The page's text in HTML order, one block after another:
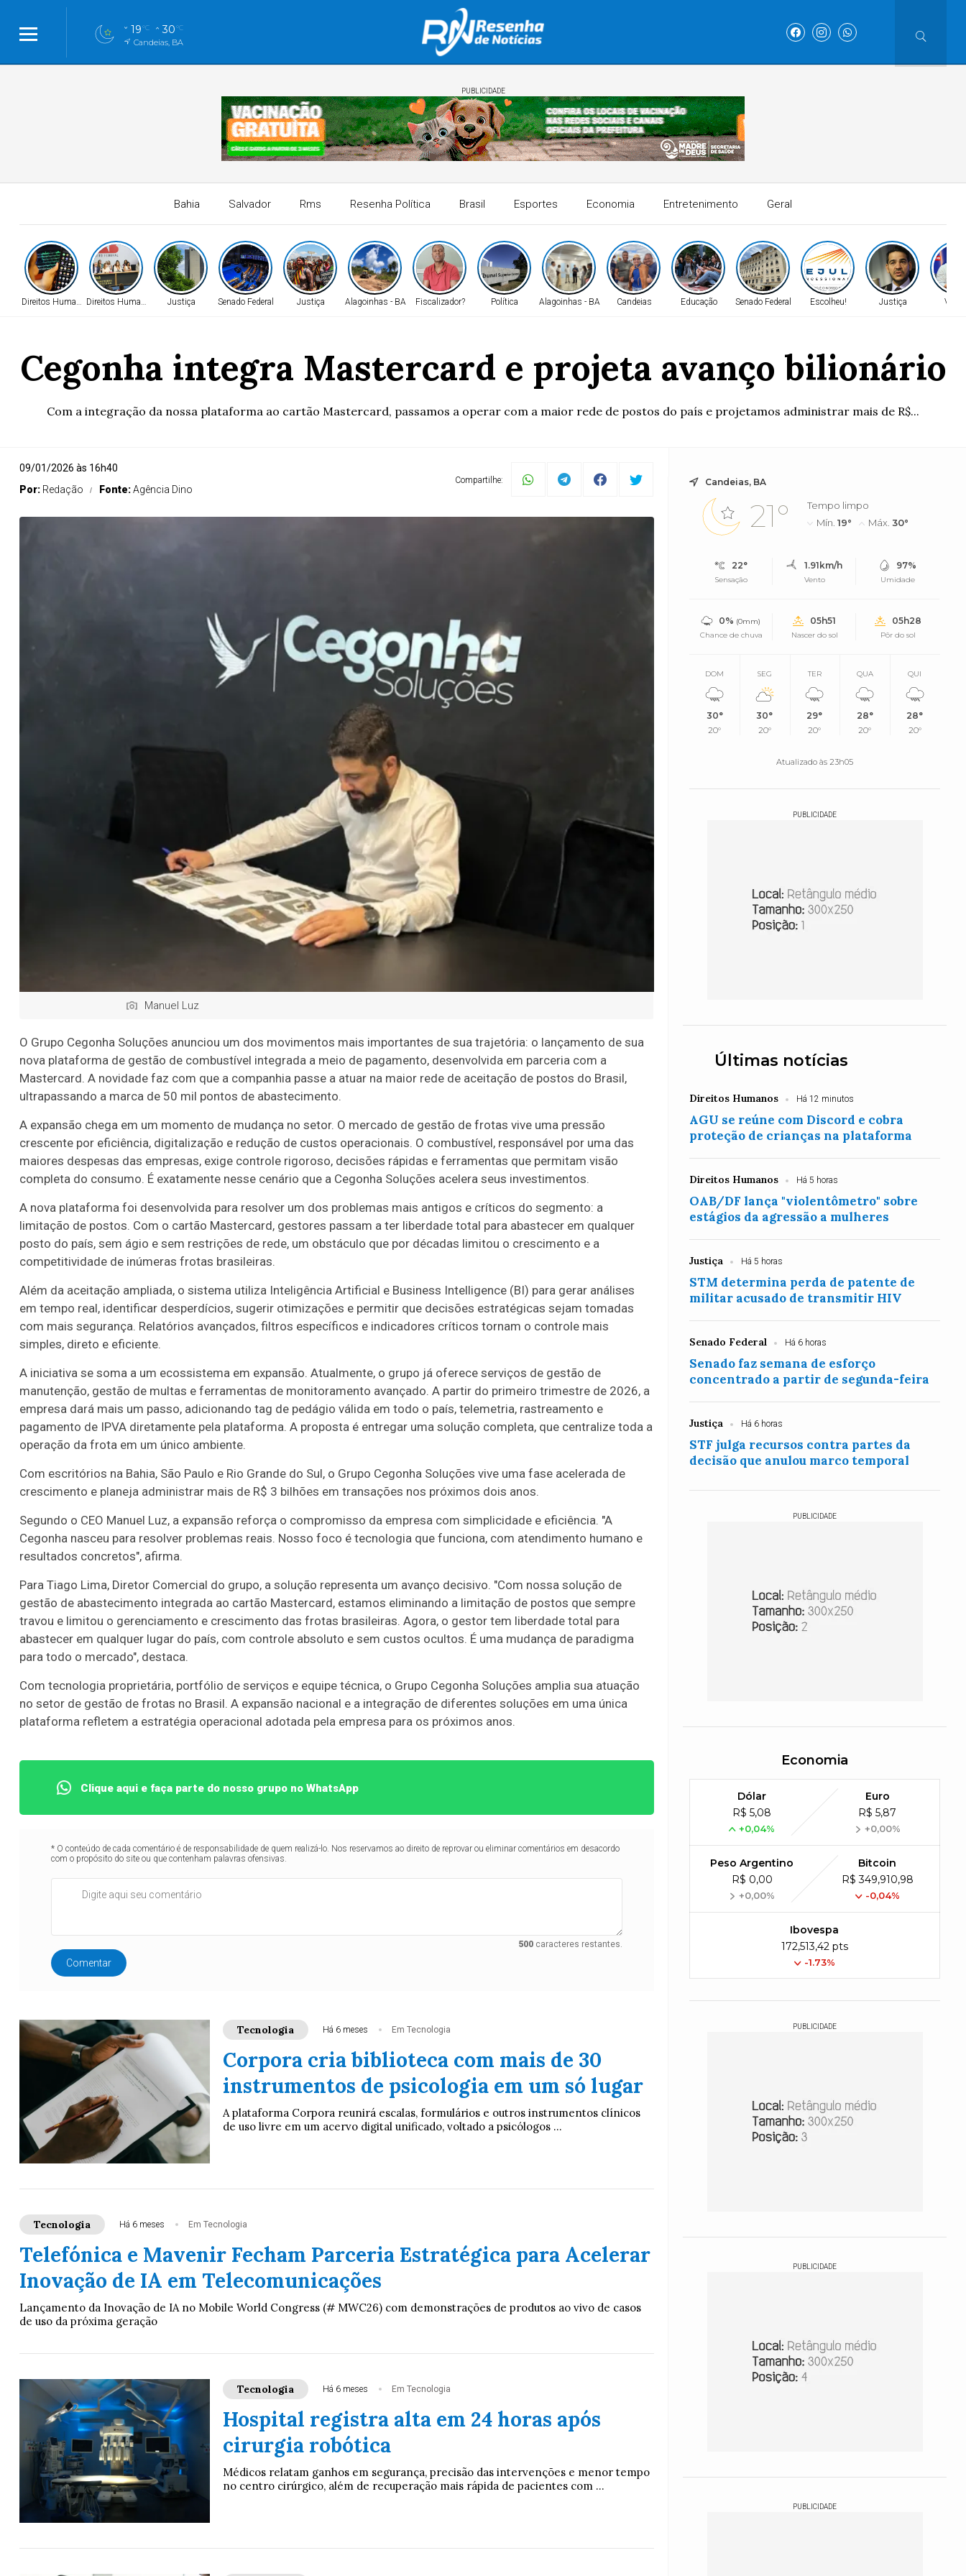
19°C 30°C
Candeias, BA
PUBLICIDADE
Bahia Salvador Rms Resenha Política Brasil Esportes Economia Entretenimento Geral
Direitos HumanosDireitos Humanos Justiça Senado Federal Justiça Alagoinhas - BA Fiscalizador? Política Alagoinhas - BA Candeias Educação Senado Federal Escolheu! Justiça
Cegonha integra Mastercard e projeta avanço bilionário
Com a integração da nossa plataforma ao cartão Mastercard, passamos a operar com a maior rede de postos do país e projetamos administrar mais de R$...
09/01/2026 às 16h40
Por: Redação Fonte:Agência Dino
Compartilhe:
Manuel Luz
O Grupo Cegonha Soluções anunciou um dos movimentos mais importantes de sua trajetória: o lançamento de sua
nova plataforma de gestão de combustível integrada a meio de pagamento, desenvolvida em parceria com a
Mastercard. A novidade faz com que a companhia passe a atuar na maior rede de aceitação de postos do Brasil,
ultrapassando a marca de 50 mil pontos de abastecimento.
A expansão chega em um momento de mudança no setor. O mercado de gestão de frotas vive uma pressão
crescente por eficiência, digitalização e redução de custos operacionais. O combustível, responsável por uma das
maiores despesas das empresas, exige controle rigoroso, decisões rápidas e ferramentas que permitam visão
completa do consumo. É exatamente nesse cenário que a Cegonha Soluções acelera seus investimentos.
A nova plataforma foi desenvolvida para resolver um dos problemas mais antigos e críticos do segmento: a
limitação de postos. Com o cartão Mastercard, gestores passam a ter liberdade total para abastecer em qualquer
posto do país, sem ágio e sem restrições de rede, um obstáculo que por décadas limitou o crescimento e a
competitividade de inúmeras frotas brasileiras.
Além da aceitação ampliada, o sistema utiliza Inteligência Artificial e Business Intelligence (BI) para gerar análises
em tempo real, identificar desperdícios, sugerir otimizações e permitir que decisões estratégicas sejam tomadas
com mais segurança. Relatórios avançados, filtros específicos e indicadores críticos tornam o controle mais
simples, direto e eficiente.
A iniciativa se soma a um ecossistema em expansão. Atualmente, o grupo já oferece serviços de gestão de
manutenção, gestão de multas e ferramentas de monitoramento avançado. A partir do primeiro trimestre de 2026, a
empresa dará mais um passo, adicionando tag de pedágio válida em todo o país, telemetria, rastreamento e
pagamento de IPVA diretamente pela plataforma. A proposta é entregar uma solução completa, que centralize toda a
operação da frota em um único ambiente.
Com escritórios na Bahia, São Paulo e Rio Grande do Sul, o Grupo Cegonha Soluções vive uma fase acelerada de
crescimento e planeja administrar mais de R$ 3 bilhões em transações nos próximos dois anos.
Segundo o CEO Manuel Luz, a expansão reforça o compromisso da empresa com simplicidade e eficiência. "A
Cegonha nasceu para resolver problemas reais. Nosso foco é tecnologia que funciona, com atendimento humano e
resultados concretos", afirma.
Para Tiago Lima, Diretor Comercial do grupo, a solução representa um avanço decisivo. "Com nossa solução de
gestão de abastecimento integrada ao cartão Mastercard, estamos eliminando a limitação de postos que sempre
travou e limitou o gerenciamento e crescimento das frotas brasileiras. Agora, o gestor tem liberdade total para
abastecer em qualquer lugar do país, com controle absoluto e sem custos ocultos. É uma mudança de paradigma
para todo o mercado", destaca.
Com tecnologia proprietária, portfólio de serviços e equipe técnica, o Grupo Cegonha Soluções amplia sua atuação
no setor de gestão de frotas no Brasil. A expansão nacional e a integração de diferentes soluções em uma única
plataforma refletem a estratégia operacional adotada pela empresa para os próximos anos.
Clique aqui e faça parte do nosso grupo no WhatsApp
* O conteúdo de cada comentário é de responsabilidade de quem realizá-lo. Nos reservamos ao direito de reprovar ou eliminar comentários em desacordo
com o propósito do site ou que contenham palavras ofensivas.
500caracteres restantes.
Comentar
Tecnologia Há 6 meses Em Tecnologia
Corpora cria biblioteca com mais de 30
instrumentos de psicologia em um só lugar
A plataforma Corpora reunirá escalas, formulários e outros instrumentos clínicos
de uso livre em um acervo digital unificado, voltado a psicólogos ...
Tecnologia Há 6 meses Em Tecnologia
Telefónica e Mavenir Fecham Parceria Estratégica para Acelerar
Inovação de IA em Telecomunicações
Lançamento da Inovação de IA no Mobile World Congress (# MWC26) com demonstrações de produtos ao vivo de casos
de uso da próxima geração
Tecnologia Há 6 meses Em Tecnologia
Hospital registra alta em 24 horas após
cirurgia robótica
Médicos relatam ganhos em segurança, precisão das intervenções e menor tempo
no centro cirúrgico, além de recuperação mais rápida de pacientes com ...
Candeias, BA
21°
Tempo limpo
Mín.19° Máx.30°
22°
Sensação
1.91km/h
Vento
97%
Umidade
0% (0mm)
Chance de chuva
05h51
Nascer do sol
05h28
Pôr do sol
DOM
30°
20°
SEG
30°
20°
TER
29°
20°
QUA
28°
20°
QUI
28°
20°
Atualizado às 23h05
PUBLICIDADE
Últimas notícias
Direitos Humanos Há 12 minutos
AGU se reúne com Discord e cobra
proteção de crianças na plataforma
Direitos Humanos Há 5 horas
OAB/DF lança "violentômetro" sobre
estágios da agressão a mulheres
Justiça Há 5 horas
STM determina perda de patente de
militar acusado de transmitir HIV
Senado Federal Há 6 horas
Senado faz semana de esforço
concentrado a partir de segunda-feira
Justiça Há 6 horas
STF julga recursos contra partes da
decisão que anulou marco temporal
PUBLICIDADE
Economia
Dólar
R$ 5,08
+0,04%
Euro
R$ 5,87
+0,00%
Peso Argentino
R$ 0,00
+0,00%
Bitcoin
R$ 349,910,98
-0,04%
Ibovespa
172,513,42 pts
-1.73%
PUBLICIDADE
PUBLICIDADE
PUBLICIDADE